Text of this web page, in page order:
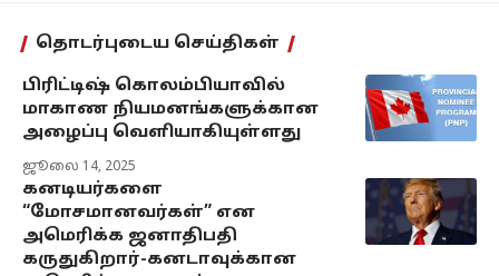
தொடர்புடைய செய்திகள்
பிரிட்டிஷ் கொலம்பியாவில்
மாகாண நியமனங்களுக்கான
அழைப்பு வெளியாகியுள்ளது
ஜூலை 14, 2025
கனடியர்களை
“மோசமானவர்கள்” என
அமெரிக்க ஜனாதிபதி
கருதுகிறார்-கனடாவுக்கான